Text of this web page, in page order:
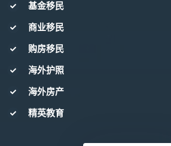
基金移民
商业移民
购房移民
海外护照
海外房产
精英教育